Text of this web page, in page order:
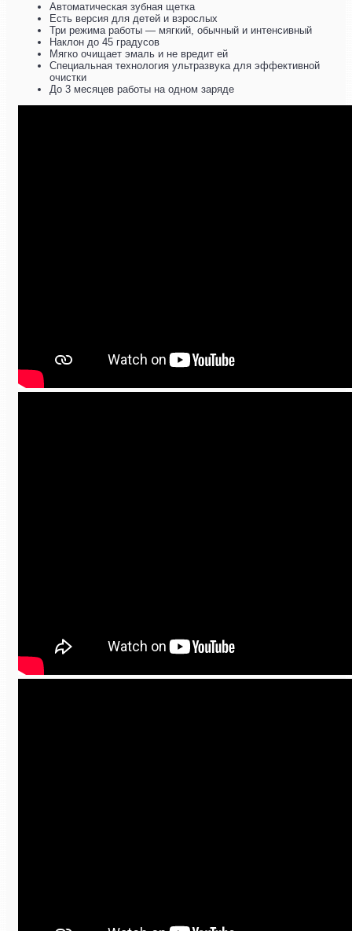
Автоматическая зубная щетка
Есть версия для детей и взрослых
Три режима работы — мягкий, обычный и интенсивный
Наклон до 45 градусов
Мягко очищает эмаль и не вредит ей
Специальная технология ультразвука для эффективной
очистки
До 3 месяцев работы на одном заряде